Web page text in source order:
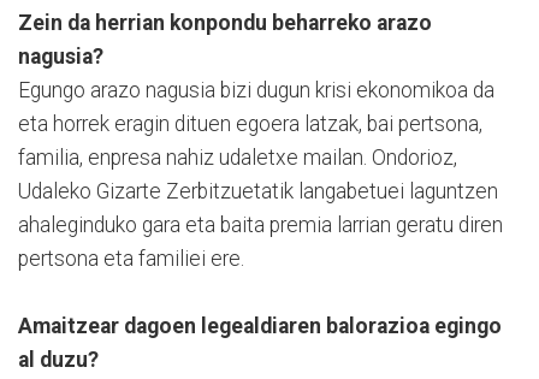
Zein da herrian konpondu beharreko arazo
nagusia?
Egungo arazo nagusia bizi dugun krisi ekonomikoa da
eta horrek eragin dituen egoera latzak, bai pertsona,
familia, enpresa nahiz udaletxe mailan. Ondorioz,
Udaleko Gizarte Zerbitzuetatik langabetuei laguntzen
ahaleginduko gara eta baita premia larrian geratu diren
pertsona eta familiei ere.
Amaitzear dagoen legealdiaren balorazioa egingo
al duzu?